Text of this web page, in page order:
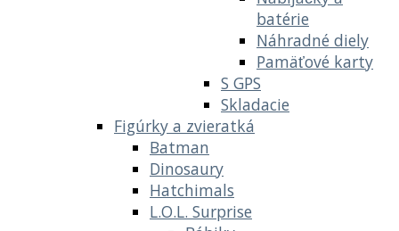
batérie
Náhradné diely
Pamäťové karty
S GPS
Skladacie
Figúrky a zvieratká
Batman
Dinosaury
Hatchimals
L.O.L. Surprise